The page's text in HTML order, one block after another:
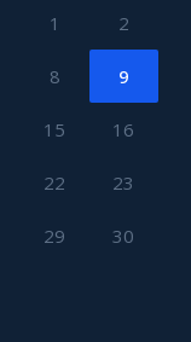
1 2
8 9
15 16
22 23
29 30